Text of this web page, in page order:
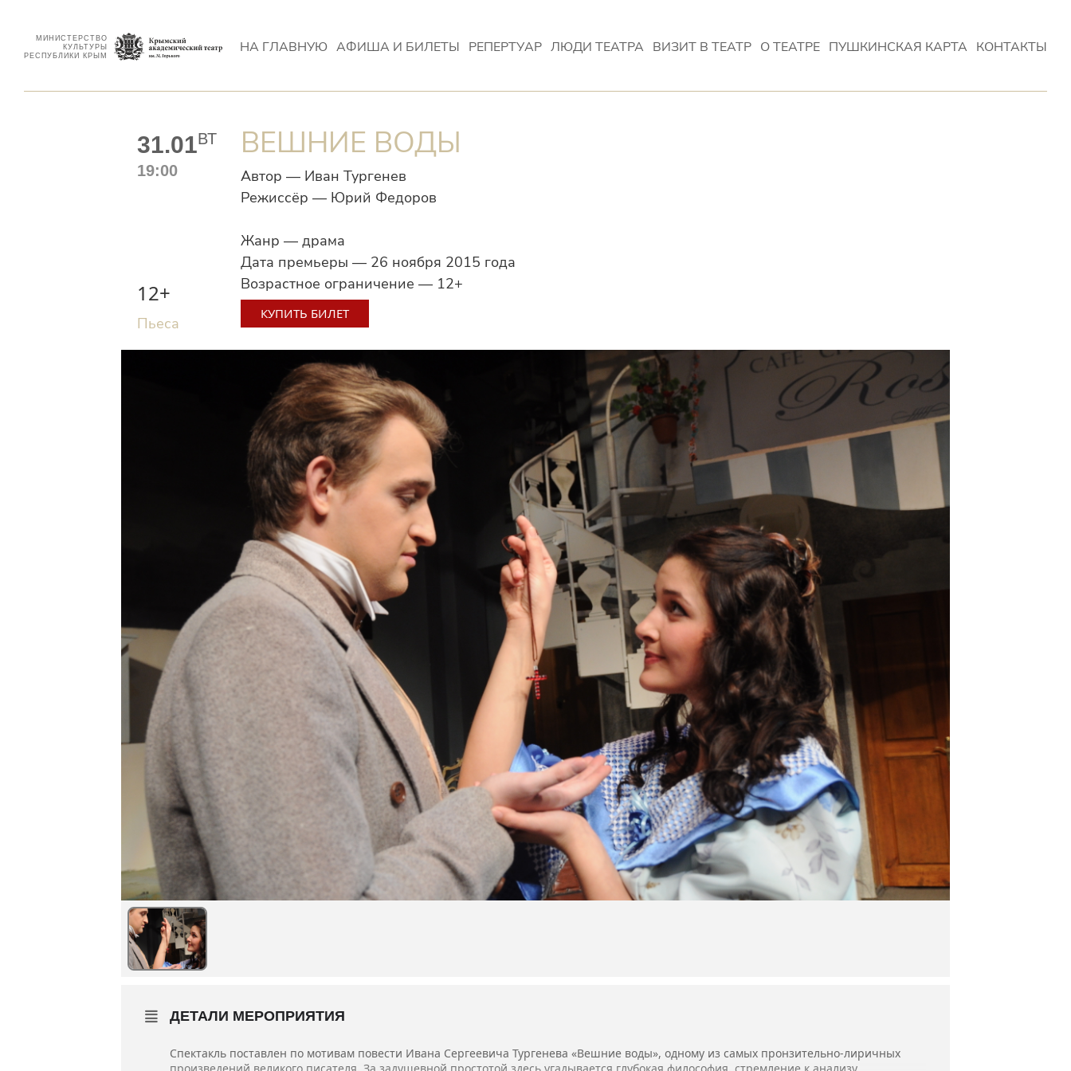
МИНИСТЕРСТВО
КУЛЬТУРЫ
РЕСПУБЛИКИ КРЫМ
НА ГЛАВНУЮ АФИША И БИЛЕТЫ РЕПЕРТУАР ЛЮДИ ТЕАТРА ВИЗИТ В ТЕАТР О ТЕАТРЕ ПУШКИНСКАЯ КАРТА КОНТАКТЫ
31.01ВТ
19:00
12+
КУПИТЬ БИЛЕТ
Автор — Иван Тургенев
Режиссёр — Юрий Федоров
Жанр — драма
Дата премьеры — 26 ноября 2015 года
Возрастное ограничение — 12+
ВЕШНИЕ ВОДЫ
Пьеса
ДЕТАЛИ МЕРОПРИЯТИЯ
Спектакль поставлен по мотивам повести Ивана Сергеевича Тургенева «Вешние воды», одному из самых пронзительно-лиричных